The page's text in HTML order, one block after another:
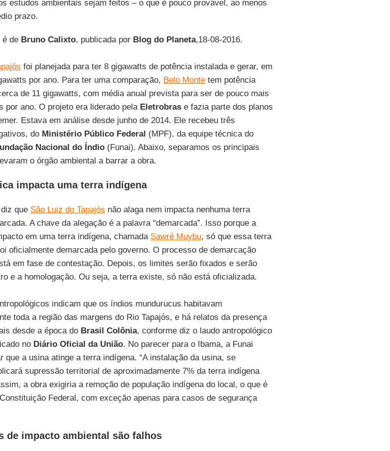
estudos ambientais sejam feitos – o que é pouco provável, ao menos
prazo.
é de Bruno Calixto, publicada por Blog do Planeta,18-08-2016.
foi planejada para ter 8 gigawatts de potência instalada e gerar, em
por ano. Para ter uma comparação, Belo Montetem potência
de 11 gigawatts, com média anual prevista para ser de pouco mais
por ano. O projeto era liderado pela Eletrobrase fazia parte dos planos
Estava em análise desde junho de 2014. Ele recebeu três
do Ministério Público Federal (MPF), da equipe técnica do
Nacional do Índio(Funai). Abaixo, separamos os principais
o órgão ambiental a barrar a obra.
impacta uma terra indígena
que São Luiz do Tapajós não alaga nem impacta nenhuma terra
A chave da alegação é a palavra “demarcada”. Isso porque a
em uma terra indígena, chamada Sawré Muybu, só que essa terra
oficialmente demarcada pelo governo. O processo de demarcação
em fase de contestação. Depois, os limites serão fixados e serão
e a homologação. Ou seja, a terra existe, só não está oficializada.
indicam que os índios mundurucus habitavam
toda a região das margens do Rio Tapajós, e há relatos da presença
desde a época doBrasil Colônia, conforme diz o laudo antropológico
no Diário Oficial da União. No parecer para o Ibama, a Funai
que a usina atinge a terra indígena. “A instalação da usina, se
supressão territorial de aproximadamente 7% da terra indígena
a obra exigiria a remoção de população indígena do local, o que é
Federal, com exceção apenas para casos de segurança
de impacto ambiental são falhos